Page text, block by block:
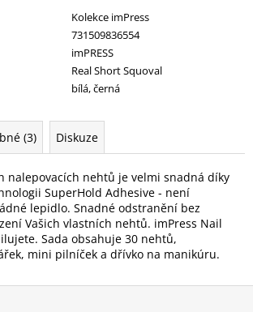
Kolekce imPress
731509836554
imPRESS
Real Short Squoval
bílá, černá
(3) Diskuze
nalepovacích nehtů je velmi snadná díky
SuperHold Adhesive - není
lepidlo. Snadné odstranění bez
Vašich vlastních nehtů. imPress Nail
Sada obsahuje 30 nehtů,
mini pilníček a dřívko na manikúru.